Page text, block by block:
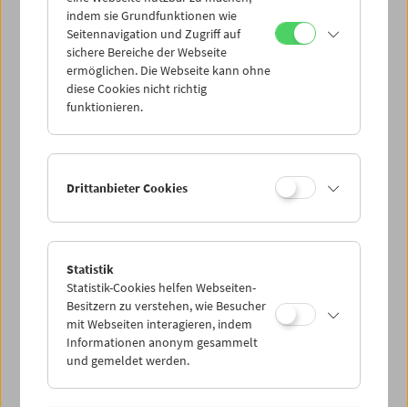
indem sie Grundfunktionen wie
Seitennavigation und Zugriff auf
sichere Bereiche der Webseite
ermöglichen. Die Webseite kann ohne
diese Cookies nicht richtig
funktionieren.
Drittanbieter Cookies
Statistik
Statistik-Cookies helfen Webseiten-
Besitzern zu verstehen, wie Besucher
mit Webseiten interagieren, indem
Informationen anonym gesammelt
und gemeldet werden.